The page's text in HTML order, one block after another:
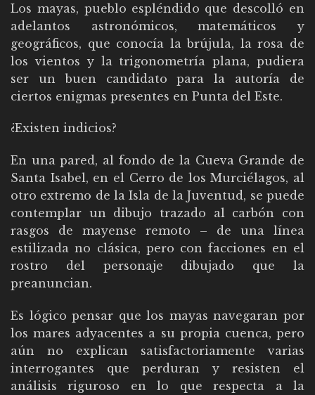
Los mayas, pueblo espléndido que descolló en
adelantos astronómicos, matemáticos y
geográficos, que conocía la brújula, la rosa de
los vientos y la trigonometría plana, pudiera
ser un buen candidato para la autoría de
ciertos enigmas presentes en Punta del Este.
¿Existen indicios?
En una pared, al fondo de la Cueva Grande de
Santa Isabel, en el Cerro de los Murciélagos, al
otro extremo de la Isla de la Juventud, se puede
contemplar un dibujo trazado al carbón con
rasgos de mayense remoto – de una línea
estilizada no clásica, pero con facciones en el
rostro del personaje dibujado que la
preanuncian.
Es lógico pensar que los mayas navegaran por
los mares adyacentes a su propia cuenca, pero
aún no explican satisfactoriamente varias
interrogantes que perduran y resisten el
análisis riguroso en lo que respecta a la